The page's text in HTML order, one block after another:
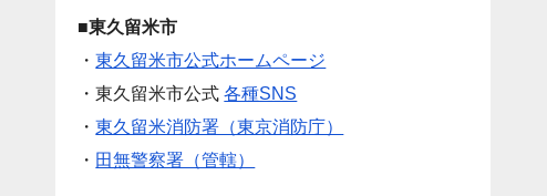
■東久留米市
・東久留米市公式ホームページ
・東久留米市公式各種SNS
・東久留米消防署（東京消防庁）
・ 田無警察署（管轄）